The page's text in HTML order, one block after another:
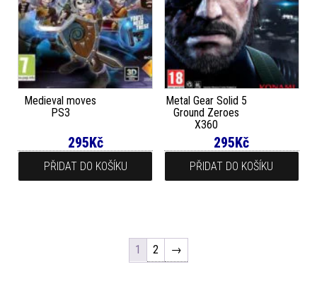
Medieval moves
PS3
295 Kč
PŘIDAT DO KOŠÍKU
Metal Gear Solid 5
Ground Zeroes
X360
295 Kč
PŘIDAT DO KOŠÍKU
1 2 →